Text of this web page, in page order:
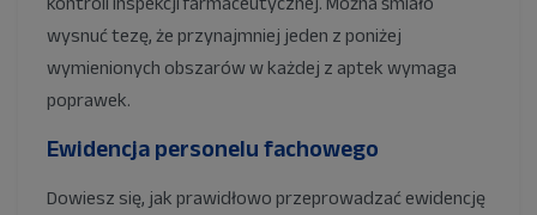
wysnuć tezę, że przynajmniej jeden z poniżej
wymienionych obszarów w każdej z aptek wymaga
poprawek.
Ewidencja personelu fachowego
Dowiesz się, jak prawidłowo przeprowadzać ewidencję